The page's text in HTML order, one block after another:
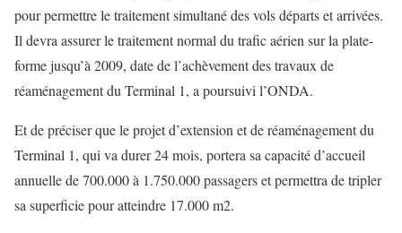
pour permettre le traitement simultané des vols départs et arrivées.
Il devra assurer le traitement normal du trafic aérien sur la plate-
forme jusqu’à 2009, date de l’achèvement des travaux de
réaménagement du Terminal 1, a poursuivi l’ONDA.
Et de préciser que le projet d’extension et de réaménagement du
Terminal 1, qui va durer 24 mois, portera sa capacité d’accueil
annuelle de 700.000 à 1.750.000 passagers et permettra de tripler
sa superficie pour atteindre 17.000 m2.